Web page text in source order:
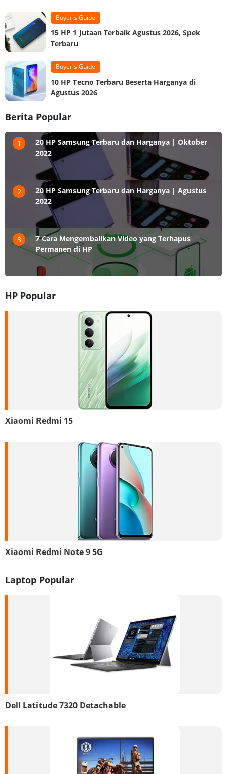
Buyer's Guide
15 HP 1 Jutaan Terbaik Agustus 2026, Spek
Terbaru
Buyer's Guide
10 HP Tecno Terbaru Beserta Harganya di
Agustus 2026
Berita Popular
1
20 HP Samsung Terbaru dan Harganya | Oktober
2022
2
20 HP Samsung Terbaru dan Harganya | Agustus
2022
3
7 Cara Mengembalikan Video yang Terhapus
Permanen di HP
HP Popular
Xiaomi Redmi 15
Xiaomi Redmi Note 9 5G
Laptop Popular
Dell Latitude 7320 Detachable